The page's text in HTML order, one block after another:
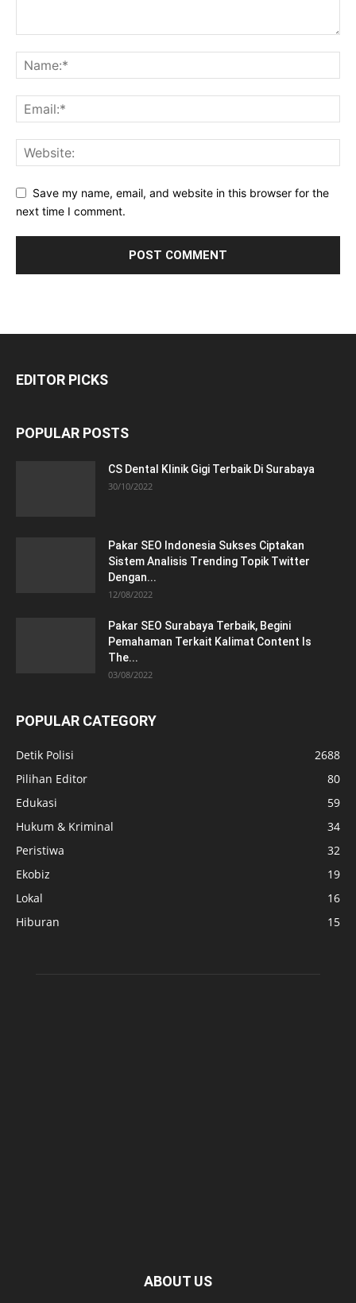
Save my name, email, and website in this browser for the
next time I comment.
EDITOR PICKS
POPULAR POSTS
CS Dental Klinik Gigi Terbaik Di Surabaya
30/10/2022
Pakar SEO Indonesia Sukses Ciptakan
Sistem Analisis Trending Topik Twitter
Dengan...
12/08/2022
Pakar SEO Surabaya Terbaik, Begini
Pemahaman Terkait Kalimat Content Is
The...
03/08/2022
POPULAR CATEGORY
Detik Polisi
2688
Pilihan Editor
80
Edukasi
59
Hukum & Kriminal
34
Peristiwa
32
Ekobiz
19
Lokal
16
Hiburan
15
ABOUT US